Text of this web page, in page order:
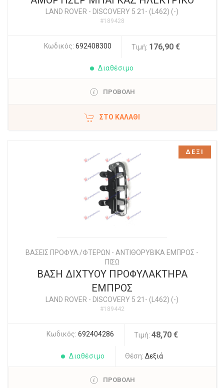
LAND ROVER - DISCOVERY 5 21- (L462) (-)
#189428
Κωδικός: 692408300 Τιμή: 176,90 €
Διαθέσιμο
ΠΡΟΒΟΛΗ
ΣΤΟ ΚΑΛΆΘΙ
ΒΑΣΕΙΣ ΠΡΟΦΥΛ./ΦΤΕΡΩΝ - ΑΝΤΙΘΟΡΥΒΙΚΑ ΕΜΠΡΟΣ -
ΠΙΣΩ
ΒΑΣΗ ΔΙΧΤYΟΥ ΠΡΟΦΥΛΑΚΤΗΡΑ
ΕΜΠΡΟΣ
LAND ROVER - DISCOVERY 5 21- (L462) (-)
#189442
Κωδικός: 692404286 Τιμή: 48,70 €
Διαθέσιμο Θέση: Δεξιά
ΠΡΟΒΟΛΗ
ΔΕΞΙ